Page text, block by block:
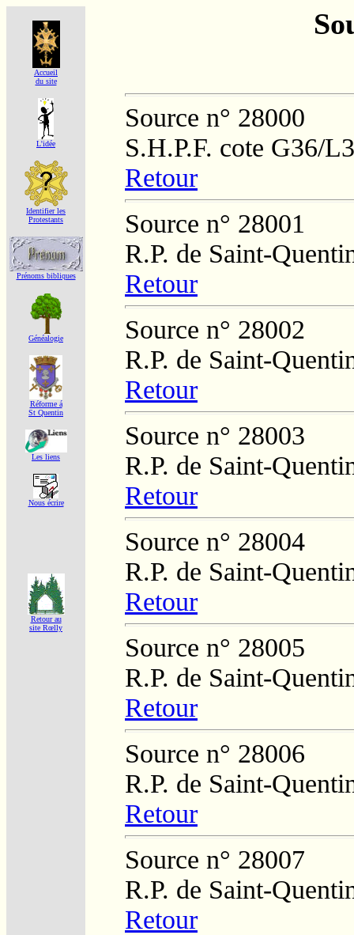
Accueil
du site
L'idée
Identifier les
Protestants
Prénoms bibliques
Généalogie
Réforme á
St Quentin
Les liens
Nous écrire
Retour au
site Rœlly
Source n° 28000
S.H.P.F. cote G36/L3
Retour
Source n° 28001
R.P. de Saint-
Retour
Source n° 28002
R.P. de Saint-
Retour
Source n° 28003
R.P. de Saint-
Retour
Source n° 28004
R.P. de Saint-
Retour
Source n° 28005
R.P. de Saint-
Retour
Source n° 28006
R.P. de Saint-
Retour
Source n° 28007
R.P. de Saint-
Retour